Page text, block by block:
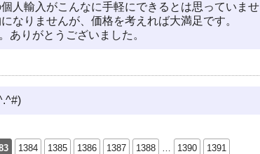
輸入がこんなに手軽にできるとは思っていませ
なりませんが、価格を考えれば大満足です。
ありがとうございました。
1384 1385 1386 1387 1388 … 1390 1391